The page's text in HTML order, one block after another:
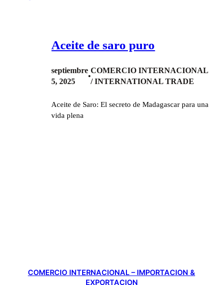
Aceite de saro puro
septiembre
5, 2025
•
COMERCIO INTERNACIONAL
/ INTERNATIONAL TRADE
Aceite de Saro: El secreto de Madagascar para una
vida plena
COMERCIO INTERNACIONAL – IMPORTACION &
EXPORTACION